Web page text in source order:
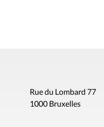
Rue du Lombard 77
1000 Bruxelles